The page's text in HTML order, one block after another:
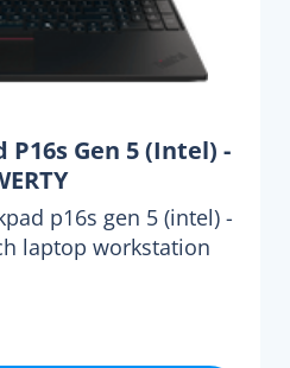
P16s Gen 5 (Intel) -
p16s gen 5 (intel) -
laptop workstation